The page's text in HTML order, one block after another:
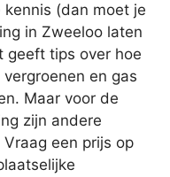
(dan moet je
in Zweeloo laten
geeft tips over hoe
en gas
Maar voor de
zijn andere
een prijs op